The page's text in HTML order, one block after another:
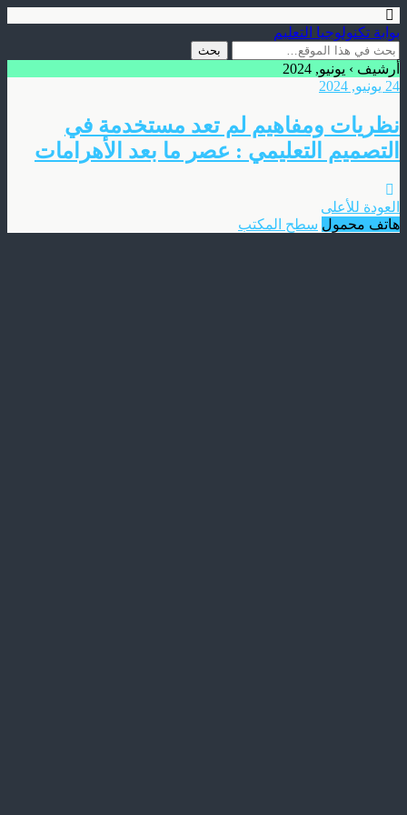
بوابة تكنولوجيا التعليم
أرشيف › يونيو, 2024
24 يونيو, 2024
نظريات ومفاهيم لم تعد مستخدمة في
التصميم التعليمي : عصر ما بعد الأهرامات
العودة للأعلى
هاتف محمول سطح المكتب